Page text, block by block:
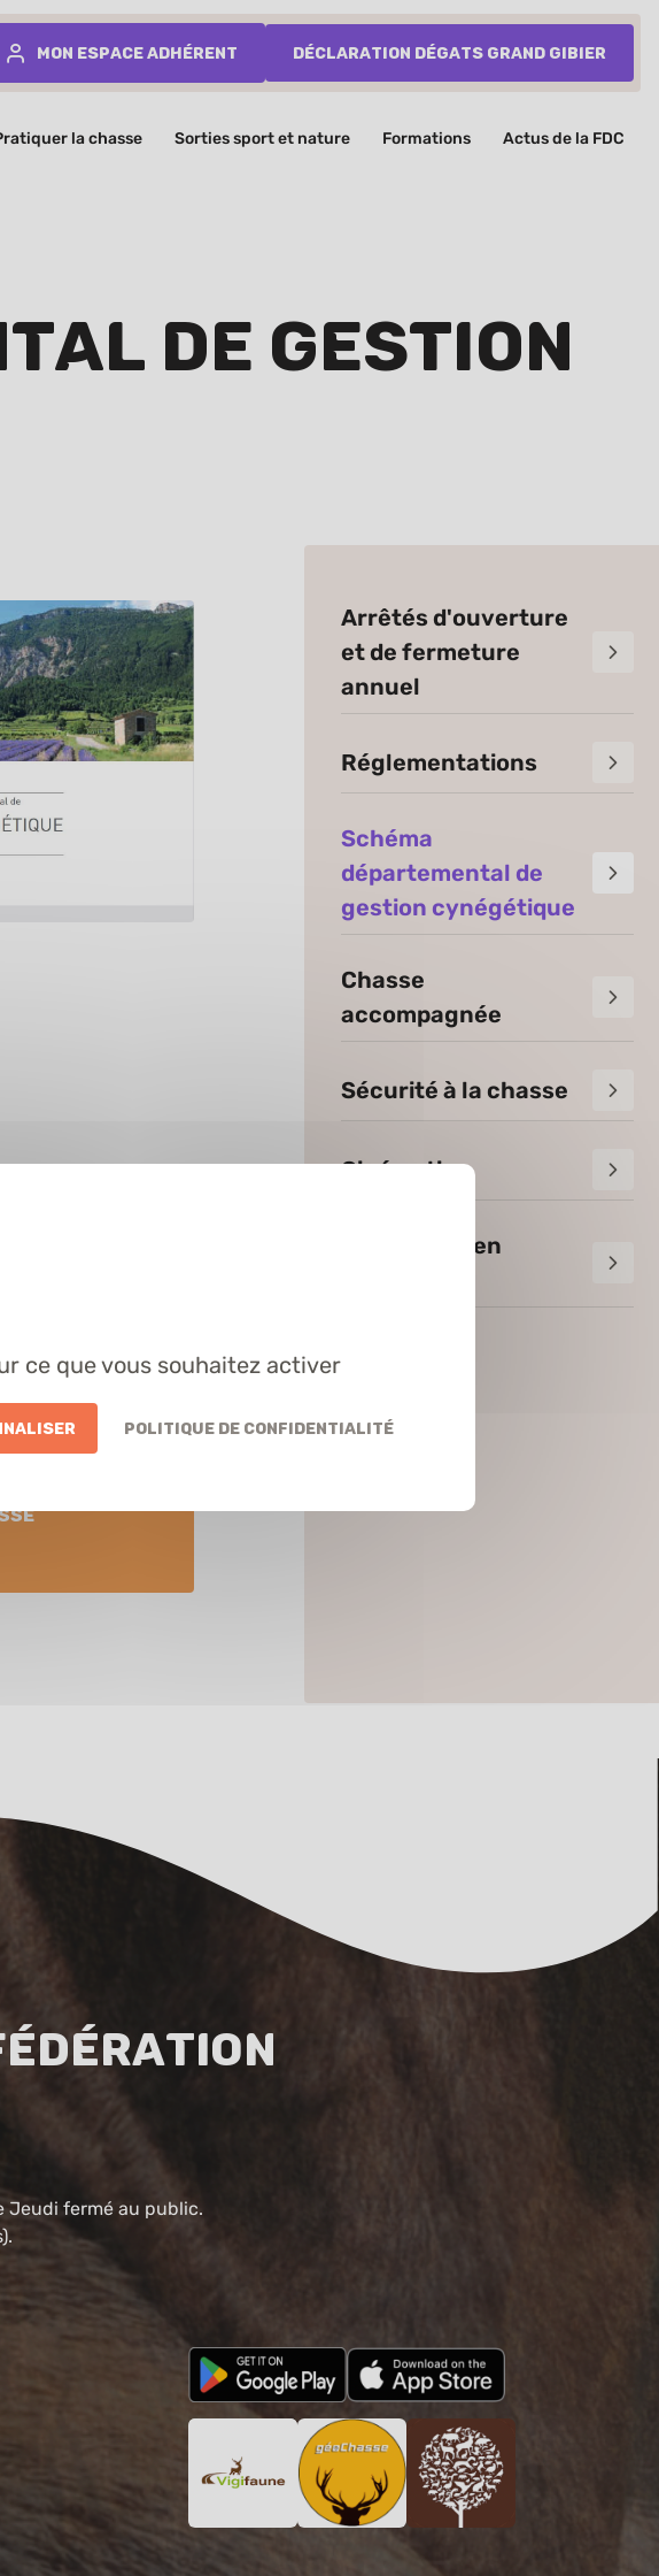
Mon espace adhérent Déclaration dégats grand gibier
la chasse Sorties sport et nature Formations Actus de la FDC
de Gestion
Arrêtés d'ouverture
et de fermeture
annuel
Réglementations
Schéma
départemental de
gestion cynégétique
Chasse
accompagnée
Sécurité à la chasse
Cinématir
Où chasser en
Jeudi fermé au public.
ce que vous souhaitez activer
Politique de confidentialité